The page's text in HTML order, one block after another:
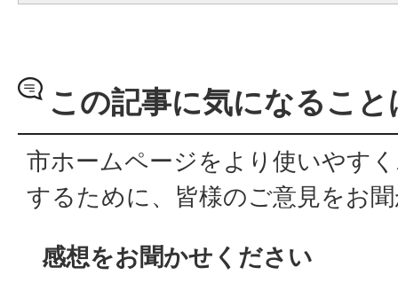
この記事に気になるこ
市ホームページをより使いやす
するために、皆様のご意見をお
感想をお聞かせください